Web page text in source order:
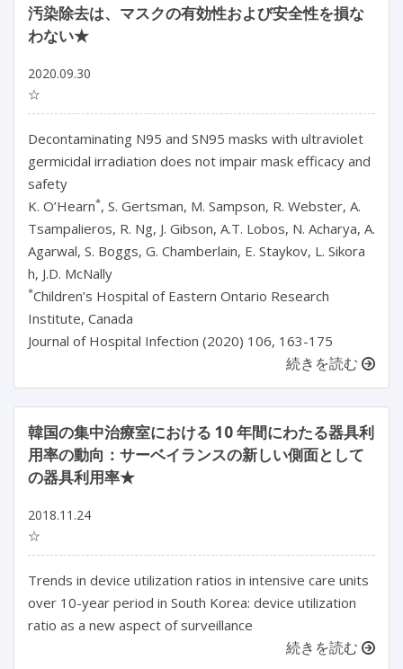
汚染除去は、マスクの有効性および安全性を損な
わない★
2020.09.30
☆
Decontaminating N95 and SN95 masks with ultraviolet
germicidal irradiation does not impair mask efficacy and
safety
K. O’Hearn*, S. Gertsman, M. Sampson, R. Webster, A.
Tsampalieros, R. Ng, J. Gibson, A.T. Lobos, N. Acharya, A.
Agarwal, S. Boggs, G. Chamberlain, E. Staykov, L. Sikora
h, J.D. McNally
*Children’s Hospital of Eastern Ontario Research
Institute, Canada
Journal of Hospital Infection (2020) 106, 163-175
続きを読む
韓国の集中治療室における 10 年間にわたる器具利
用率の動向：サーベイランスの新しい側面として
の器具利用率★
2018.11.24
☆
Trends in device utilization ratios in intensive care units
over 10-year period in South Korea: device utilization
ratio as a new aspect of surveillance
続きを読む